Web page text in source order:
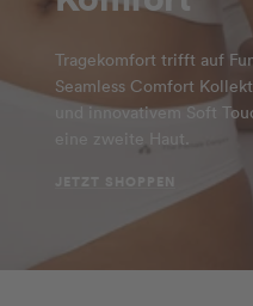
Tragekomfort trifft auf
Seamless Comfort
und innovativem Soft
eine zweite Haut.